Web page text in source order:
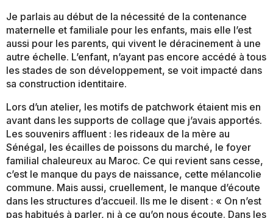
Je parlais au début de la nécessité de la contenance
maternelle et familiale pour les enfants, mais elle l’est
aussi pour les parents, qui vivent le déracinement à une
autre échelle. L’enfant, n’ayant pas encore accédé à tous
les stades de son développement, se voit impacté dans
sa construction identitaire.
Lors d’un atelier, les motifs de patchwork étaient mis en
avant dans les supports de collage que j’avais apportés.
Les souvenirs affluent : les rideaux de la mère au
Sénégal, les écailles de poissons du marché, le foyer
familial chaleureux au Maroc. Ce qui revient sans cesse,
c’est le manque du pays de naissance, cette mélancolie
commune. Mais aussi, cruellement, le manque d’écoute
dans les structures d’accueil. Ils me le disent : « On n’est
pas habitués à parler, ni à ce qu’on nous écoute. Dans les